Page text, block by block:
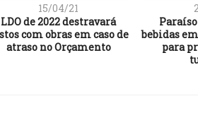
15/04/21
LDO de 2022 destravará
com obras em caso de
atraso no Orçamento
bebidas
para